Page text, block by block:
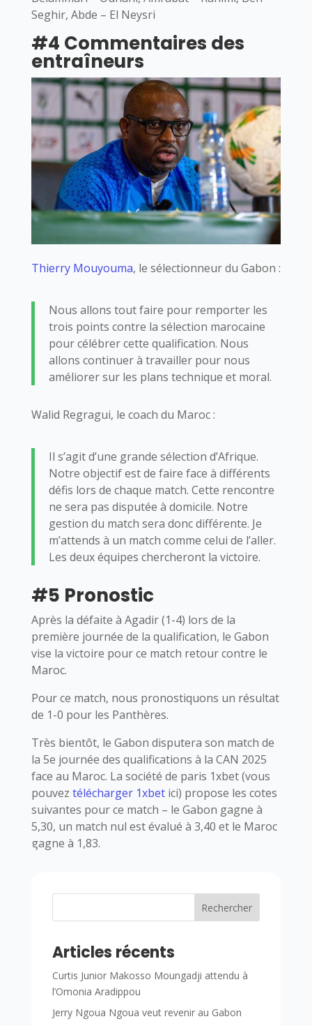
Seghir, Abde – El Neysri
#4 Commentaires des
entraîneurs
Thierry Mouyouma, le sélectionneur du Gabon :
Nous allons tout faire pour remporter les
trois points contre la sélection marocaine
pour célébrer cette qualification. Nous
allons continuer à travailler pour nous
améliorer sur les plans technique et moral.
Walid Regragui, le coach du Maroc :
Il s’agit d’une grande sélection d’Afrique.
Notre objectif est de faire face à différents
défis lors de chaque match. Cette rencontre
ne sera pas disputée à domicile. Notre
gestion du match sera donc différente. Je
m’attends à un match comme celui de l’aller.
Les deux équipes chercheront la victoire.
#5 Pronostic
Après la défaite à Agadir (1-4) lors de la
première journée de la qualification, le Gabon
vise la victoire pour ce match retour contre le
Maroc.
Pour ce match, nous pronostiquons un résultat
de 1-0 pour les Panthères.
Très bientôt, le Gabon disputera son match de
la 5e journée des qualifications à la CAN 2025
face au Maroc. La société de paris 1xbet (vous
pouvez télécharger 1xbetici) propose les cotes
suivantes pour ce match – le Gabon gagne à
5,30, un match nul est évalué à 3,40 et le Maroc
gagne à 1,83.
Rechercher
Articles récents
Curtis Junior Makosso Moungadji attendu à
l’Omonia Aradippou
Jerry Ngoua Ngoua veut revenir au Gabon